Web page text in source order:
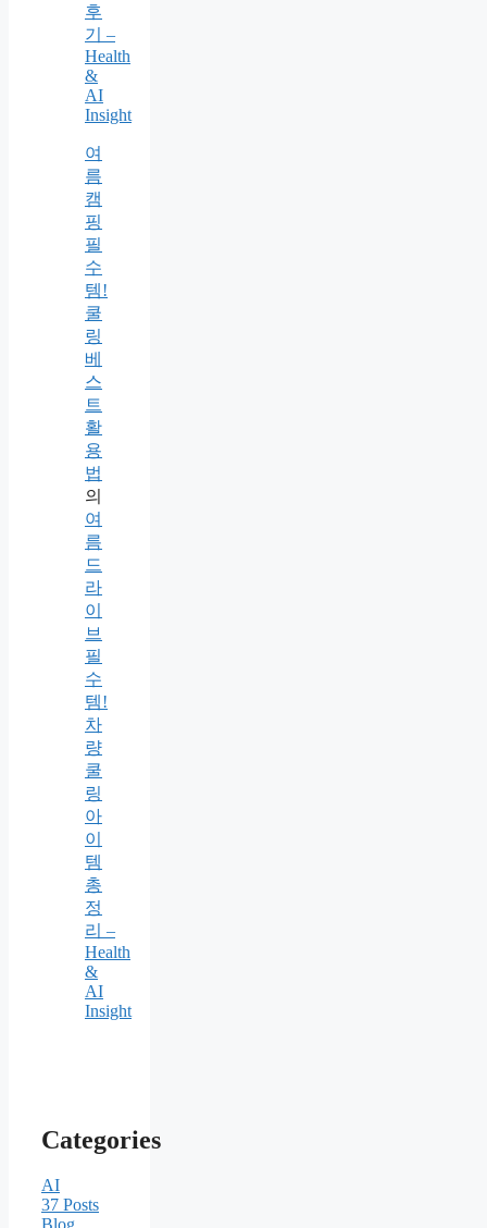
후
기 –
Health
&
AI
Insight
여
름
캠
핑
필
수
템!
쿨
링
베
스
트
활
용
법
의
여
름
드
라
이
브
필
수
템!
차
량
쿨
링
아
이
템
총
정
리 –
Health
&
AI
Insight
Categories
AI
37 Posts